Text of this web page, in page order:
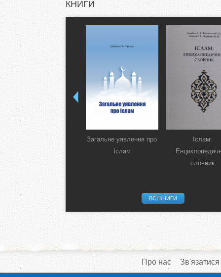
КНИГИ
Загальне уявлення про
Іслам
Іслам:
словник
ВСІ КНИГИ
Про нас